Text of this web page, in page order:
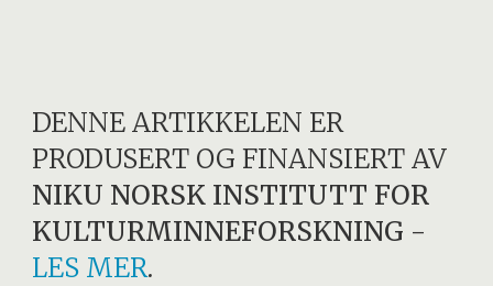
DENNE ARTIKKELEN ER
PRODUSERT OG FINANSIERT AV
NIKU NORSK INSTITUTT FOR
KULTURMINNEFORSKNING -
LES MER.